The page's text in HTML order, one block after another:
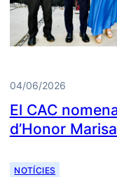
04/06/2026
El CAC
d’Honor
NOTÍCIES